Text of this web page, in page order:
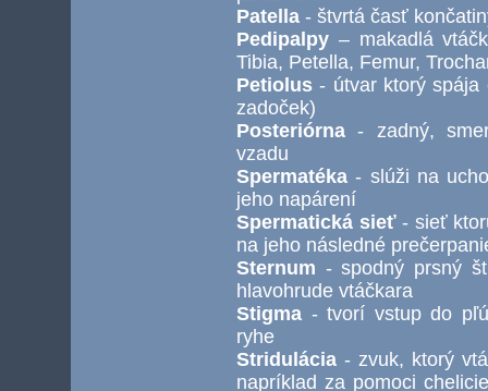
Patella - štvrtá časť
Pedipalpy – makadlá
Tibia, Petella, Femur,
Petiolus - útvar ktorý spája
zadoček)
Posteriórna - zadný,
vzadu
Spermatéka - slúži na
jeho napárení
Spermatická sieť- sieť
na jeho následné
Sternum - spodný prsný
hlavohrude vtáčkara
Stigma - tvorí vstup do
ryhe
Stridulácia - zvuk, ktorý
napríklad za pomoci